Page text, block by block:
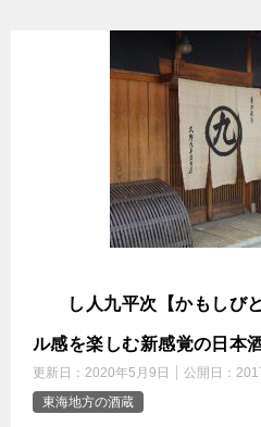
し人九平次【かもしび
ル感を楽しむ新感覚の日本
更新日： 2020年5月9日 公開日：
東海地方の酒蔵